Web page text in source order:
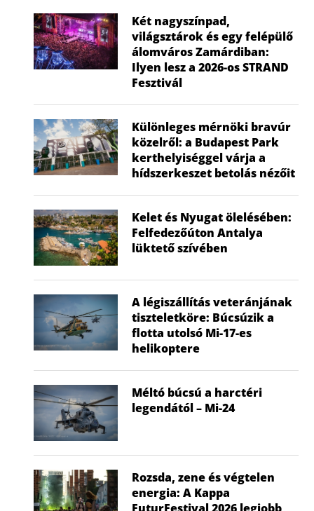
Két nagyszínpad,
világsztárok és egy felépülő
álomváros Zamárdiban:
Ilyen lesz a 2026-os STRAND
Fesztivál
Különleges mérnöki bravúr
közelről: a Budapest Park
kerthelyiséggel várja a
hídszerkeszet betolás nézőit
Kelet és Nyugat ölelésében:
Felfedezőúton Antalya
lüktető szívében
A légiszállítás veteránjának
tiszteletköre: Búcsúzik a
flotta utolsó Mi-17-es
helikoptere
Méltó búcsú a harctéri
legendától – Mi-24
Rozsda, zene és végtelen
energia: A Kappa